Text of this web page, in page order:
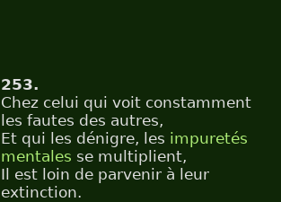
253.
Chez celui qui voit constamment
les fautes des autres,
Et qui les dénigre, les impuretés
mentales se multiplient,
Il est loin de parvenir à leur
extinction.